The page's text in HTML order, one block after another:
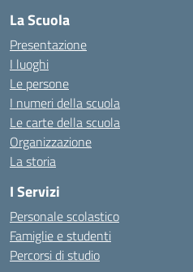
La Scuola
Presentazione
I luoghi
Le persone
I numeri della scuola
Le carte della scuola
Organizzazione
La storia
I Servizi
Personale scolastico
Famiglie e studenti
Percorsi di studio